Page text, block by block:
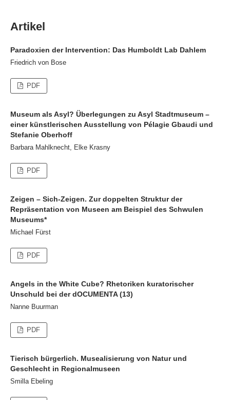
Artikel
Paradoxien der Intervention: Das Humboldt Lab Dahlem
Friedrich von Bose
PDF
Museum als Asyl? Überlegungen zu Asyl Stadtmuseum –
einer künstlerischen Ausstellung von Pélagie Gbaudi und
Stefanie Oberhoff
Barbara Mahlknecht, Elke Krasny
PDF
Zeigen – Sich-Zeigen. Zur doppelten Struktur der
Repräsentation von Museen am Beispiel des Schwulen
Museums*
Michael Fürst
PDF
Angels in the White Cube? Rhetoriken kuratorischer
Unschuld bei der dOCUMENTA (13)
Nanne Buurman
PDF
Tierisch bürgerlich. Musealisierung von Natur und
Geschlecht in Regionalmuseen
Smilla Ebeling